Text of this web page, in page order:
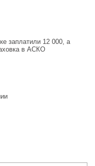
заплатили 12 000, а